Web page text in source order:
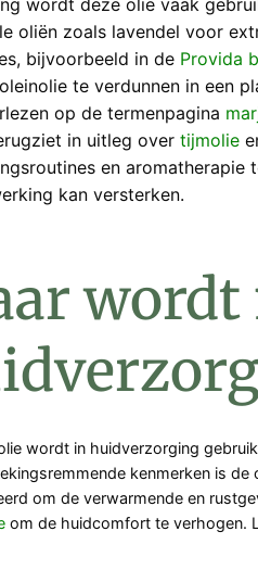
wordt deze olie vaak
oliën zoals lavendel voor
bijvoorbeeld in de Provida
te verdunnen in een
op de termenpagina
in uitleg over tijmolie
en aromatherapie
kan versterken.
wordt in huidverzorging
kenmerken is
om de verwarmende en
om de huidcomfort te verhogen.